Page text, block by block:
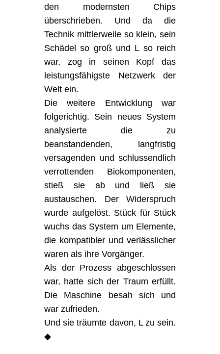
den modernsten Chips
überschrieben. Und da die
Technik mittlerweile so klein, sein
Schädel so groß und L so reich
war, zog in seinen Kopf das
leistungsfähigste Netzwerk der
Welt ein.
Die weitere Entwicklung war
folgerichtig. Sein neues System
analysierte die zu
beanstandenden, langfristig
versagenden und schlussendlich
verrottenden Biokomponenten,
stieß sie ab und ließ sie
austauschen. Der Widerspruch
wurde aufgelöst. Stück für Stück
wuchs das System um Elemente,
die kompatibler und verlässlicher
waren als ihre Vorgänger.
Als der Prozess abgeschlossen
war, hatte sich der Traum erfüllt.
Die Maschine besah sich und
war zufrieden.
Und sie träumte davon, L zu sein.
◆